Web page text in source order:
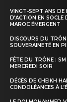
VINGT-SEPT ANS DE
D’ACTION EN SOCLE
MAROC ÉMERGENT
DISCOURS DU
SOUVERAINETÉ EN
FÊTE DU TRÔNE :
MERCREDI SOIR
DÉCÈS DE CHEIKH
CONDOLÉANCES À